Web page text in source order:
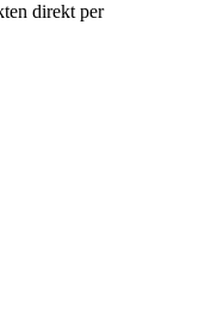
direkt per